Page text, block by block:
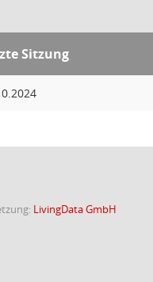
Sitzung
LivingData GmbH